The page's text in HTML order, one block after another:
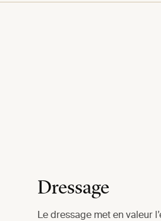
Dressage
Le dressage met en valeur